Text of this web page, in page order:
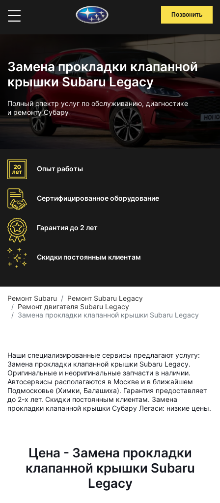
Позвонить
Замена прокладки клапанной
крышки Subaru Legacy
Полный спектр услуг по обслуживанию, диагностике
и ремонту Субару
Опыт работы
Сертифицированноеоборудование
Гарантиядо 2 лет
Скидки постоянным клиентам
Ремонт Subaru
Ремонт Subaru Legacy
Ремонт двигателя Subaru Legacy
Замена прокладки клапанной крышки Subaru Legacy
Наши специализированные сервисы предлагают услугу:
Замена прокладки клапанной крышки Subaru Legacy.
Оригинальные и неоригинальные запчасти в наличии.
Автосервисы располагаются в Москве и в ближайшем
Подмосковье (Химки, Балашиха). Гарантия предоставляет
до 2-х лет. Скидки постоянным клиентам. Замена
прокладки клапанной крышки Субару Легаси: низкие цены.
Цена - Замена прокладки
клапанной крышки Subaru
Legacy